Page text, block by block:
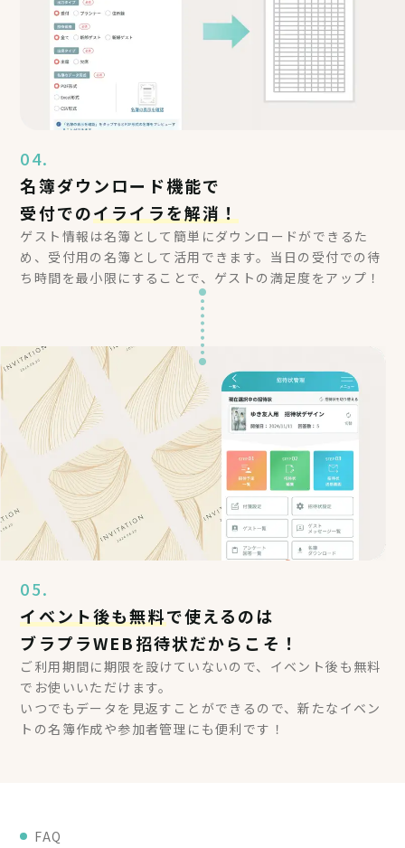
04.
名簿ダウンロード機能で
受付でのイライラを解消！
ゲスト情報は名簿として簡単にダウンロードができるた
め、受付用の名簿として活用できます。当日の受付での待
ち時間を最小限にすることで、ゲストの満足度をアップ！
05.
イベント後も無料で使えるのは
ブラプラWEB招待状だからこそ！
ご利用期間に期限を設けていないので、イベント後も無料
でお使いいただけます。
いつでもデータを見返すことができるので、新たなイベン
トの名簿作成や参加者管理にも便利です！
FAQ